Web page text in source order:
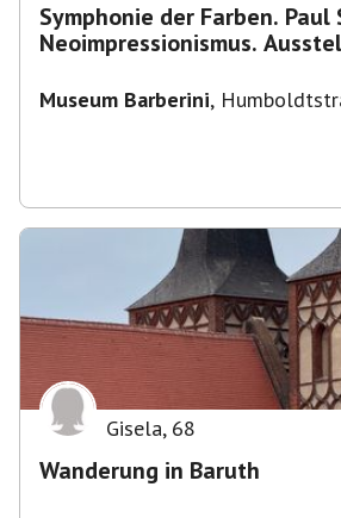
Symphonie der Farben. Paul
Neoimpressionismus.
Museum Barberini,
Gisela, 68
Wanderung in Baruth